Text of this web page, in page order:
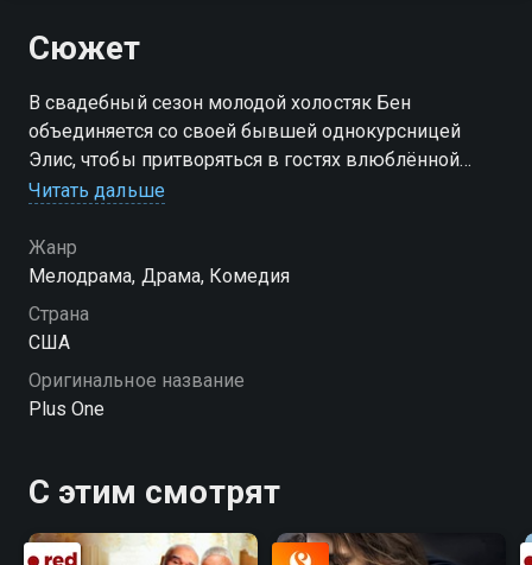
Сюжет
В свадебный сезон молодой холостяк Бен
объединяется со своей бывшей однокурсницей
Элис, чтобы притворяться в гостях влюблённой
парой. Им предстоит вместе пережить десять чужих
Читать дальше
Жанр
Мелодрама, Драма, Комедия
Страна
США
Оригинальное название
Plus One
С этим смотрят